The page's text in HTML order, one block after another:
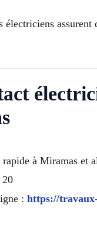
électriciens assurent
à Miramas et
: https://